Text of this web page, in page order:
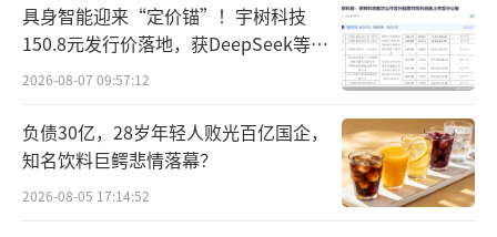
在今年飞行检查中，国家医保局发现部分
医疗机构对自查自纠敷衍应付，对已提供清单
的问题不主动自查整改，履行自我管理的主体
责任严重不到位。现将部分典型问题公布如
具身智能迎来“定价锚”！宇树科技
150.8元发行价落地，获DeepSeek等豪
华战配加持
2026-08-07 09:57:12
负债30亿，28岁年轻人败光百亿国企，
知名饮料巨鳄悲情落幕？
2026-08-05 17:14:52